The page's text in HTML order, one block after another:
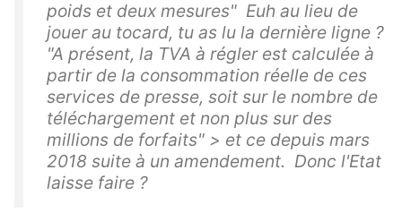
poids et deux mesures" Euh au lieu de
jouer au tocard, tu as lu la dernière ligne ?
"A présent, la TVA à régler est calculée à
partir de la consommation réelle de ces
services de presse, soit sur le nombre de
téléchargement et non plus sur des
millions de forfaits" > et ce depuis mars
2018 suite à un amendement. Donc l'Etat
laisse faire ?